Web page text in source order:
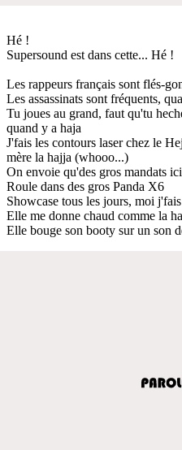
Hé !
Supersound est dans cette... Hé !
Les rappeurs français sont flés-
Les assassinats sont fréquents,
Tu joues au grand, faut qu'tu
quand y a haja
J'fais les contours laser chez le
mère la hajja (whooo...)
On envoie qu'des gros mandats ici
Roule dans des gros Panda X6
Showcase tous les jours, moi
Elle me donne chaud comme la
Elle bouge son booty sur un son